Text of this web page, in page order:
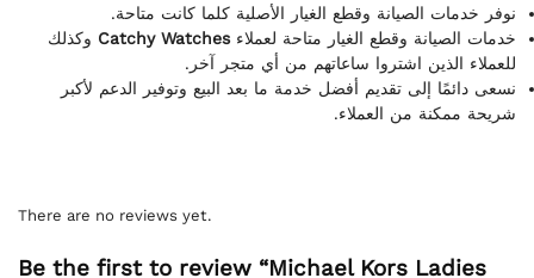
نوفر خدمات الصيانة وقطع الغيار الأصلية كلما كانت متاحة.
خدمات الصيانة وقطع الغيار متاحة لعملاءCatchy Watches وكذلك
للعملاء الذين اشتروا ساعاتهم من أي متجر آخر.
نسعى دائمًا إلى تقديم أفضل خدمة ما بعد البيع وتوفير الدعم لأكبر
شريحة ممكنة من العملاء.
There are no reviews yet.
Be the first to review “Michael Kors Ladies